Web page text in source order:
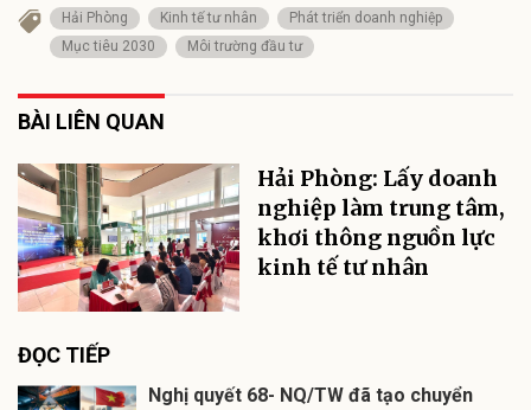
Hải Phòng Kinh tế tư nhân
Phát triển doanh nghiệp
Mục tiêu 2030
Môi trường đầu tư
BÀI LIÊN QUAN
Hải Phòng: Lấy doanh
nghiệp làm trung tâm,
khơi thông nguồn lực
kinh tế tư nhân
ĐỌC TIẾP
Nghị quyết 68- NQ/TW đã tạo chuyển